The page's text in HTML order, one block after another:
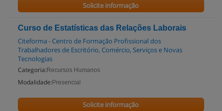
Solicite informação
Curso de Estatísticas das Relações Laborais
Citeforma - Centro de Formação Profissional dos
Trabalhadores de Escritório, Comércio, Serviços e Novas
Tecnologias
Categoria: Recursos Humanos
Modalidade: Presencial
Solicite informação